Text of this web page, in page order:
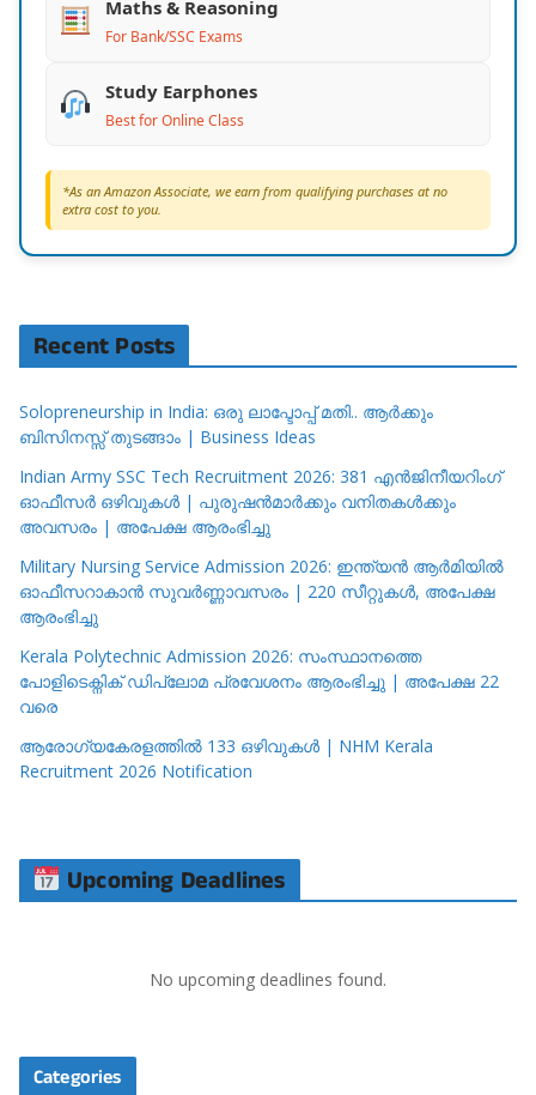
Maths & Reasoning
For Bank/SSC Exams
Study Earphones
Best for Online Class
*As an Amazon Associate, we earn from qualifying purchases at no
extra cost to you.
Recent Posts
Solopreneurship in India: ഒരു ലാപ്ടോപ്പ് മതി.. ആർക്കും
ബിസിനസ്സ് തുടങ്ങാം | Business Ideas
Indian Army SSC Tech Recruitment 2026: 381 എൻജിനീയറിംഗ്
ഓഫീസർ ഒഴിവുകൾ | പുരുഷൻമാർക്കും വനിതകൾക്കും
അവസരം | അപേക്ഷ ആരംഭിച്ചു
Military Nursing Service Admission 2026: ഇന്ത്യൻ ആർമിയിൽ
ഓഫീസറാകാൻ സുവർണ്ണാവസരം | 220 സീറ്റുകൾ, അപേക്ഷ
ആരംഭിച്ചു
Kerala Polytechnic Admission 2026: സംസ്ഥാനത്തെ
പോളിടെക്നിക് ഡിപ്ലോമ പ്രവേശനം ആരംഭിച്ചു | അപേക്ഷ 22
വരെ
ആരോഗ്യകേരളത്തിൽ 133 ഒഴിവുകൾ | NHM Kerala
Recruitment 2026 Notification
Upcoming Deadlines
No upcoming deadlines found.
Categories